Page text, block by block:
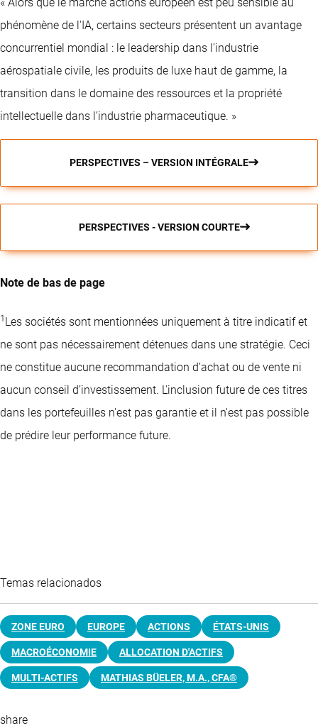
phénomène de l'IA, certains secteurs présentent un avantage
concurrentiel mondial : le leadership dans l’industrie
aérospatiale civile, les produits de luxe haut de gamme, la
transition dans le domaine des ressources et la propriété
intellectuelle dans l’industrie pharmaceutique. »
PERSPECTIVES – VERSION INTÉGRALE
PERSPECTIVES - VERSION COURTE
Note de bas de page
1 Les sociétés sont mentionnées uniquement à titre indicatif et
ne sont pas nécessairement détenues dans une stratégie. Ceci
ne constitue aucune recommandation d’achat ou de vente ni
aucun conseil d’investissement. L'inclusion future de ces titres
dans les portefeuilles n'est pas garantie et il n'est pas possible
de prédire leur performance future.
Temas relacionados
ZONE EURO EUROPE ACTIONS ÉTATS-UNIS
MACROÉCONOMIE ALLOCATION D'ACTIFS
MULTI-ACTIFS MATHIAS BÜELER, M.A., CFA®
share